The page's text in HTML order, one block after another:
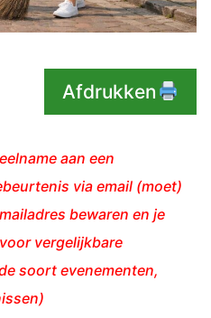
Afdrukken
aan een
via email (moet)
bewaren en je
vergelijkbare
soort evenementen,